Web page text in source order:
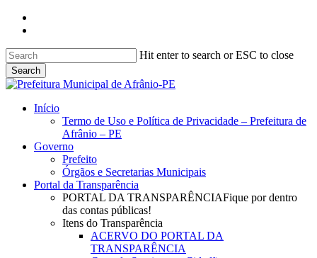
Skip
content
Hit enter to search or ESC to close
Search
Close
search
Menu
Início
Termo de Uso e Política de Privacidade – Prefeitura de
Afrânio – PE
Governo
Prefeito
Órgãos e Secretarias Municipais
Portal da Transparência
PORTAL DA TRANSPARÊNCIAFique por dentro
das contas públicas!
Itens do Transparência
ACERVO DO PORTAL DA
TRANSPARÊNCIA